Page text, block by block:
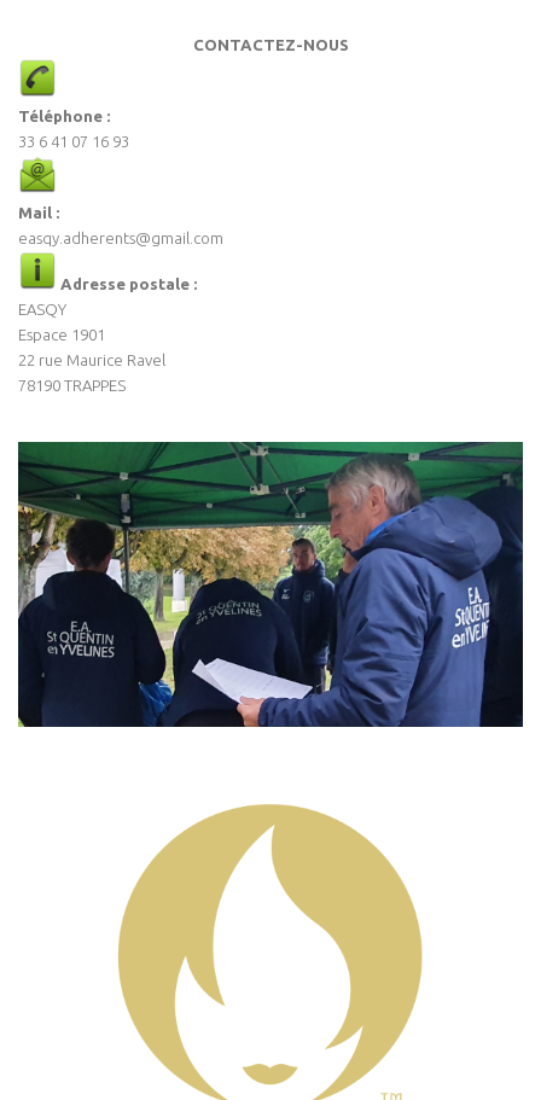
CONTACTEZ-NOUS
Téléphone :
33 6 41 07 16 93
Mail :
easqy.adherents@gmail.com
Adresse postale :
EASQY
Espace 1901
22 rue Maurice Ravel
78190 TRAPPES